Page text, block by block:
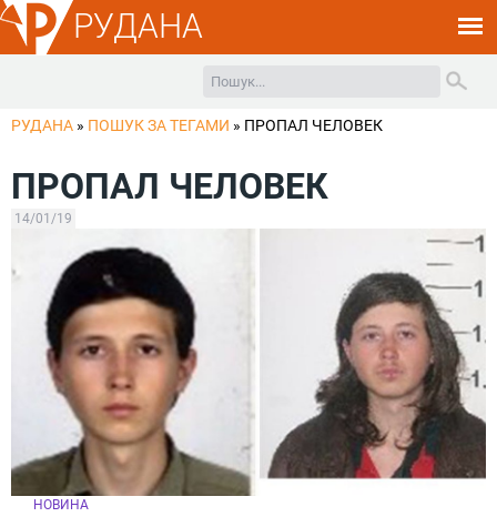
РУДАНА
РУДАНА » ПОШУК ЗА ТЕГАМИ » ПРОПАЛ ЧЕЛОВЕК
ПРОПАЛ ЧЕЛОВЕК
14/01/19
НОВИНА